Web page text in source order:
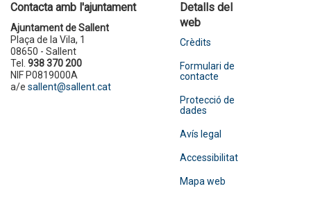
Contacta amb l'ajuntament
Ajuntament de Sallent
Plaça de la Vila, 1
08650 - Sallent
Tel. 938 370 200
NIF P0819000A
a/e sallent@sallent.cat
Detalls del
web
Crèdits
Formulari de
contacte
Protecció de
dades
Avís legal
Accessibilitat
Mapa web